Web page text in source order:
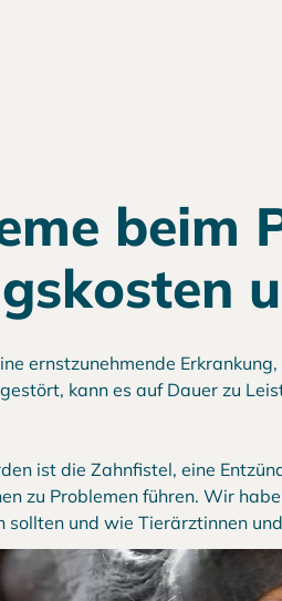
beim
ernstzunehmende
kann es auf Dauer zu
ist die Zahnfistel, eine
zu Problemen führen. Wir
und wie Tierärztinnen